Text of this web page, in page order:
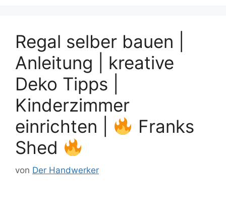
Regal selber bauen |
Anleitung | kreative
Deko Tipps |
Kinderzimmer
einrichten |
Franks
Shed
von Der Handwerker